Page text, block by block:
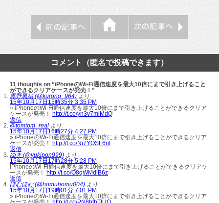
コメント（匿名で投稿できます）
11 thoughts on “iPhoneのWi-Fi通信速度を最大10倍にまで引き上げること
ができるクリアケースが発売！”
黒野黒須 (@kurono_964) より:
15年10月17日15時35分 3:35 PM
» iPhoneのWi-Fi通信速度を最大10倍にまで引き上げることができるクリア
ケースが発売！ http://t.co/yn3v7mlMdQ
返信
@tomtom_real より:
15年10月17日16時27分 4:27 PM
» iPhoneのWi-Fi通信速度を最大10倍にまで引き上げることができるクリア
ケースが発売！ http://t.co/Ni7YOSF6nf
返信
ゆき (@yukipon999) より:
15年10月17日17時28分 5:28 PM
iPhoneのWi-Fi通信速度を最大10倍にまで引き上げることができるクリアケ
ースが発売！ http://t.co/O8qWMdlB6z
返信
ほむほむ (@homuhomu004) より:
15年10月17日19時01分 7:01 PM
» iPhoneのWi-Fi通信速度を最大10倍にまで引き上げることができるクリア